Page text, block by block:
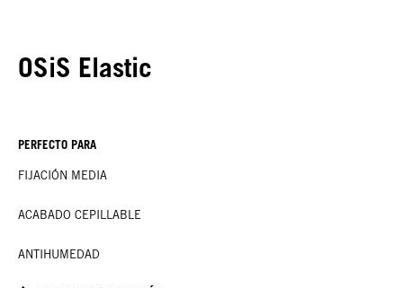
OSiS Elastic
PERFECTO PARA
FIJACIÓN MEDIA
ACABADO CEPILLABLE
ANTIHUMEDAD